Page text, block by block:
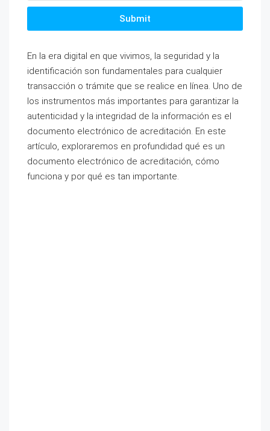
Submit
En la era digital en que vivimos, la seguridad y la
identificación son fundamentales para cualquier
transacción o trámite que se realice en línea. Uno de
los instrumentos más importantes para garantizar la
autenticidad y la integridad de la información es el
documento electrónico de acreditación. En este
artículo, exploraremos en profundidad qué es un
documento electrónico de acreditación, cómo
funciona y por qué es tan importante.